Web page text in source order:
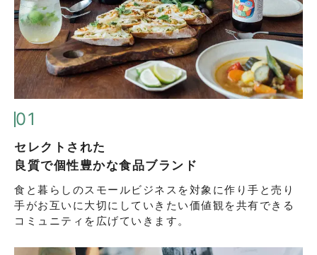
01
セレクトされた
良質で個性豊かな食品ブランド
食と暮らしのスモールビジネスを対象に作り手と売り
手がお互いに大切にしていきたい価値観を共有できる
コミュニティを広げていきます。